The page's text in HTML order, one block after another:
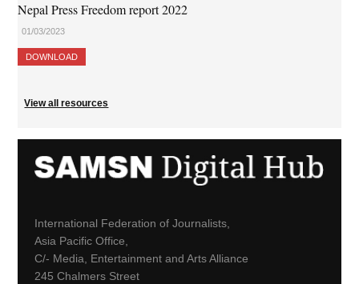
Nepal Press Freedom report 2022
01/03/2023
DOWNLOAD
View all resources
International Federation of Journalists,
Asia Pacific Office,
C/- Media, Entertainment and Arts Alliance
245 Chalmers Street